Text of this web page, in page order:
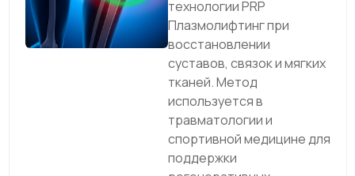
технологии PRP
Плазмолифтинг при
восстановлении
суставов, связок и мягких
тканей. Метод
используется в
травматологии и
спортивной медицине для
поддержки